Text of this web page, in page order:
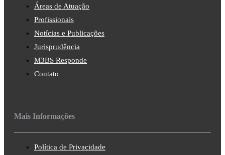
Áreas de Atuação
Profissionais
Notícias e Publicações
Jurisprudência
M3BS Responde
Contato
Mais Informações
Política de Privacidade